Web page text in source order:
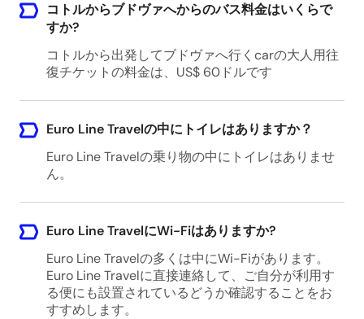
コトルからブドヴァへからのバス料金はいくらで
すか?
コトルから出発してブドヴァへ行くcarの大人用往
復チケットの料金は、US$ 60ドルです
Euro Line Travelの中にトイレはありますか？
Euro Line Travelの乗り物の中にトイレはありませ
ん。
Euro Line TravelにWi-Fiはありますか?
Euro Line Travelの多くは中にWi-Fiがあります。
Euro Line Travelに直接連絡して、ご自分が利用す
る便にも設置されているどうか確認することをお
すすめします。